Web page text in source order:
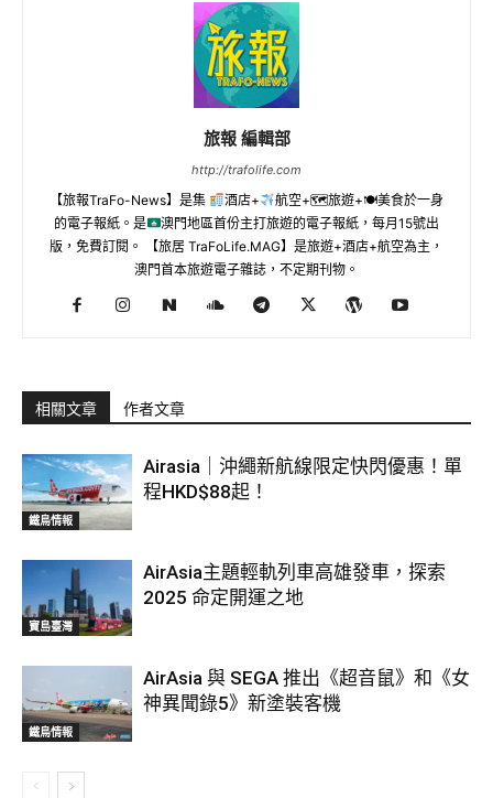
旅報 編輯部
http://trafolife.com
【旅報TraFo-News】是集 酒店+
航空+🗺旅遊+🍽美食於一身
的電子報紙。是
澳門地區首份主打旅遊的電子報紙，每月15號出
版，免費訂閱。 【旅居 TraFoLife.MAG】是旅遊+酒店+航空為主，
澳門首本旅遊電子雜誌，不定期刊物。
相關文章 作者文章
鐵鳥情報
Airasia｜沖繩新航線限定快閃優惠！單
程HKD$88起！
寶島臺灣
AirAsia主題輕軌列車高雄發車，探索
2025 命定開運之地
鐵鳥情報
AirAsia 與 SEGA 推出《超音鼠》和《女
神異聞錄5》新塗裝客機